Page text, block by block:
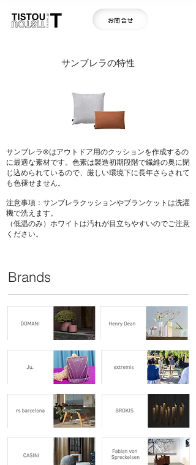
お問合せ
サンブレラの特性
サンブレラ®はアウトドア用のクッションを作成するの
に最適な素材です。色素は製造初期段階で繊維の奥に閉
じ込められているので、厳しい環境下に長年さらされて
も色褪せません。
注意事項：サンブレラクッションやブランケットは洗濯
機で洗えます。
（低温のみ）ホワイトは汚れが目立ちやすいのでご注意
ください。
Brands